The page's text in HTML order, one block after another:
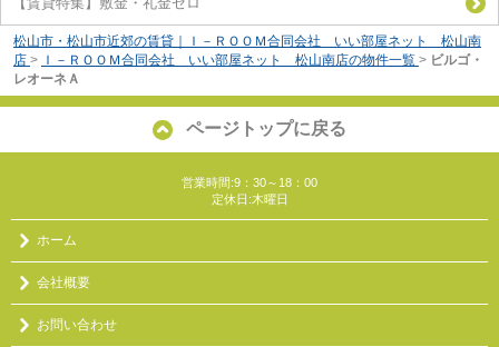
松山市・松山市近郊の賃貸｜Ｉ－ＲＯＯＭ合同会社 いい部屋ネット 松山南
店 > Ｉ－ＲＯＯＭ合同会社 いい部屋ネット 松山南店の物件一覧 > ビルゴ・
レオーネＡ
ページトップに戻る
営業時間:9：30～18：00
定休日:木曜日
ホーム
会社概要
お問い合わせ